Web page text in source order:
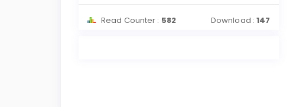
Read Counter : 582 Download :147